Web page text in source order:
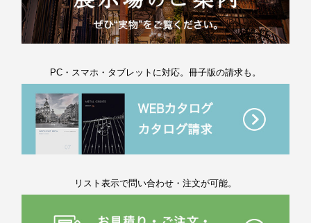
PC・スマホ・タブレットに対応。冊子版の請求も。
リスト表示で問い合わせ・注文が可能。